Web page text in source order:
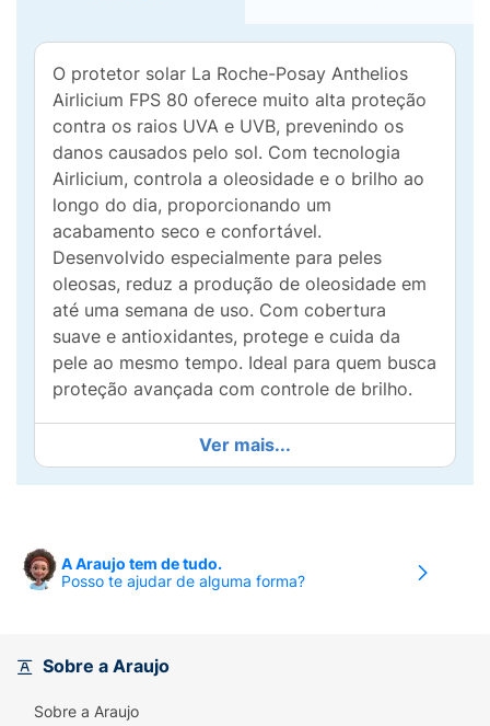
O protetor solar La Roche-Posay Anthelios
Airlicium FPS 80 oferece muito alta proteção
contra os raios UVA e UVB, prevenindo os
danos causados pelo sol. Com tecnologia
Airlicium, controla a oleosidade e o brilho ao
longo do dia, proporcionando um
acabamento seco e confortável.
Desenvolvido especialmente para peles
oleosas, reduz a produção de oleosidade em
até uma semana de uso. Com cobertura
suave e antioxidantes, protege e cuida da
pele ao mesmo tempo. Ideal para quem busca
proteção avançada com controle de brilho.
Ver mais...
A Araujo tem de tudo.
Posso te ajudar de alguma forma?
Sobre a Araujo
Sobre a Araujo